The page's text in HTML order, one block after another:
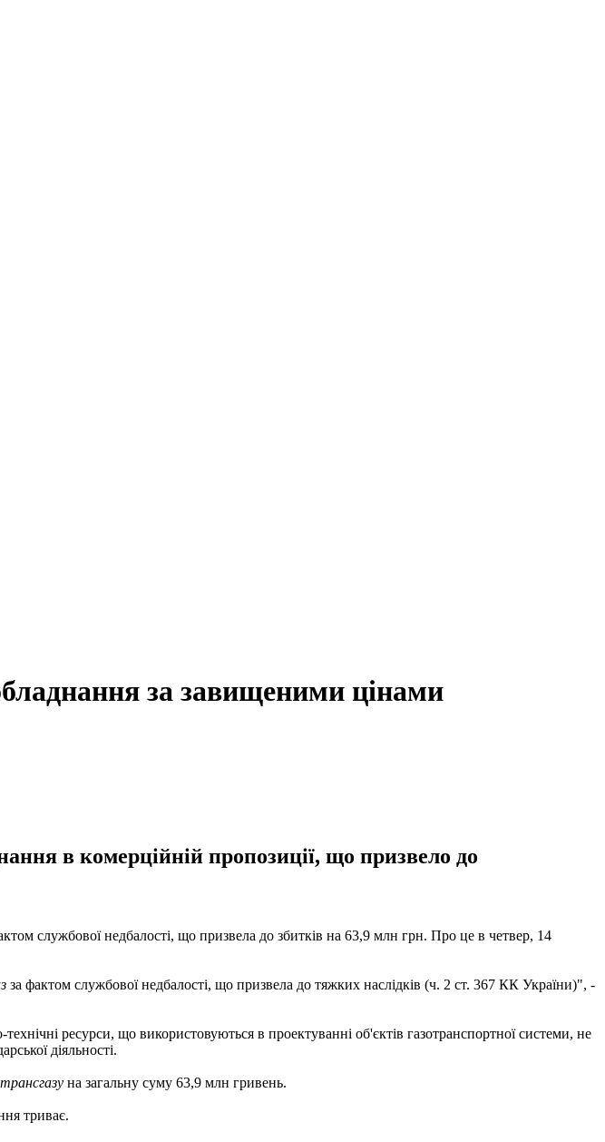
за завищеними цінами
в комерційній пропозиції, що призвело до
службової недбалості, що призвела до збитків на 63,9 млн грн. Про це в четвер, 14
за фактом службової недбалості, що призвела до тяжких наслідків (ч. 2 ст. 367 КК України)", -
ресурси, що використовуються в проектуванні об'єктів газотранспортної системи, не
діяльності.
на загальну суму 63,9 млн гривень.
триває.